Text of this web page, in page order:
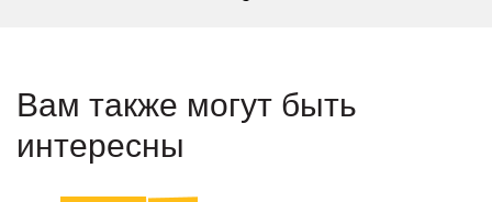
Вам также могут быть
интересны